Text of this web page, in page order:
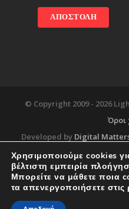
© Copyright 2009 - 2026
Όροι
Developed by Digital
Blog About
Χρησιμοποιούμε cookies
βέλτιστη εμπειρία
Μπορείτε να μάθετε ποια
τα απενεργοποιήσετε στις